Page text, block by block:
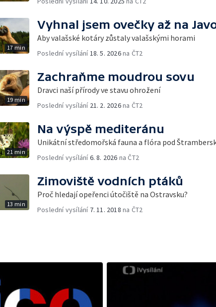
17 min
Vyhnal jsem ovečky až na
Aby valašské kotáry zůstaly valašskými horami
Poslední vysílání 18. 5. 2026na ČT2
19 min
Zachraňme moudrou sovu
Dravci naší přírody ve stavu ohrožení
Poslední vysílání 21. 2. 2026na ČT2
21 min
Na výspě mediteránu
Unikátní středomořská fauna a flóra pod
Poslední vysílání6. 8. 2026 na ČT2
13 min
Zimoviště vodních ptáků
Proč hledají opeřenci útočiště na Ostravsku?
Poslední vysílání 7. 11. 2018 na ČT2